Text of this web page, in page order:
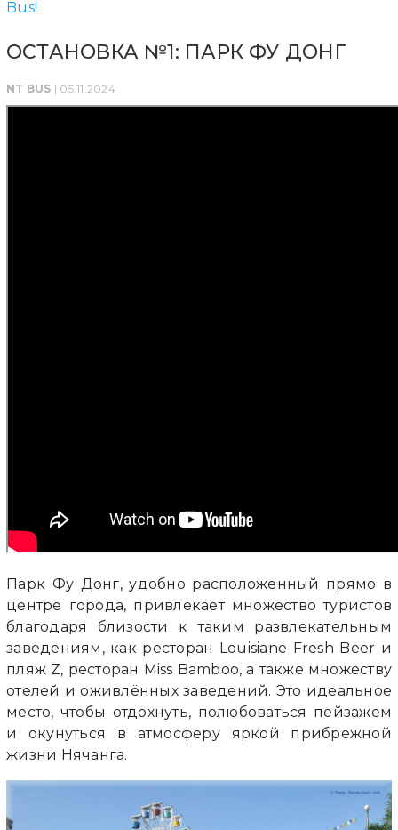
ОСТАНОВКА №1: ПАРК ФУ ДОНГ
NT BUS | 05.11.2024
Парк Фу Донг, удобно расположенный прямо в
центре города, привлекает множество туристов
благодаря близости к таким развлекательным
заведениям, как ресторан Louisiane Fresh Beer и
пляж Z, ресторан Miss Bamboo, а также множеству
отелей и оживлённых заведений. Это идеальное
место, чтобы отдохнуть, полюбоваться пейзажем
и окунуться в атмосферу яркой прибрежной
жизни Нячанга.